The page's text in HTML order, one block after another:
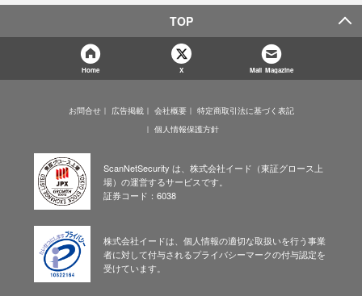
TOP
Home X Mail Magazine
お問合せ 広告掲載 会社概要
特定商取引法に基づく表記
個人情報保護方針
ScanNetSecurity は、株式会社イード（東証グロース上
場）の運営するサービスです。
証券コード：6038
株式会社イードは、個人情報の適切な取扱いを行う事業
者に対して付与されるプライバシーマークの付与認定を
受けています。